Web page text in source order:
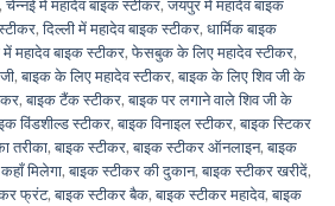
,चेन्नई में महादेव बाइक स्टीकर,जयपुर में महादेव बाइक
,दिल्ली में महादेव बाइक स्टीकर, धार्मिक बाइक
महादेव बाइक स्टीकर,फेसबुक के लिए महादेव स्टीकर,
,बाइक के लिए महादेव स्टीकर,बाइक के लिए शिव जी के
,बाइक टैंक स्टीकर,बाइक पर लगाने वाले शिव जी के
विंडशील्ड स्टीकर,बाइक विनाइल स्टीकर,बाइक स्टिकर
तरीका,बाइक स्टीकर,बाइक स्टीकर ऑनलाइन,बाइक
मिलेगा,बाइक स्टीकर की दुकान,बाइक स्टीकर खरीदें,
फ्रंट,बाइक स्टीकर बैक,बाइक स्टीकर महादेव,बाइक